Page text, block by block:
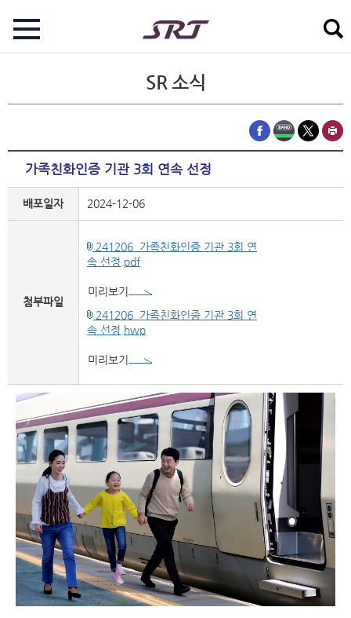
SR 소식
가족친화인증 기관 3회 연속 선정
배포일자 2024-12-06
첨부파일
241206_가족친화인증 기관 3회 연
속 선정.pdf
미리보기
241206_가족친화인증 기관 3회 연
속 선정.hwp
미리보기